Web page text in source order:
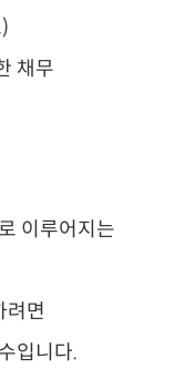
채무
이루어지는
려면
입니다.